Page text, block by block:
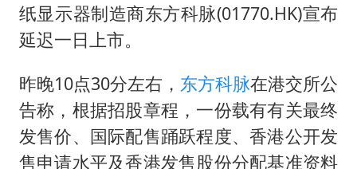
台当局重金为“台独”织“皇帝新衣”
老挝国会主席赛宋蓬逝世
茅台部分直营店飞天茅台提价
夏日经济乘“热”而上 消费市场向“新”而行
纸显示器制造商东方科脉(01770.HK)宣布
延迟一日上市。
昨晚10点30分左右， 东方科脉在港交所公
告称，根据招股章程，一份载有有关最终
发售价、国际配售踊跃程度、香港公开发
售申请水平及香港发售股份分配基准资料